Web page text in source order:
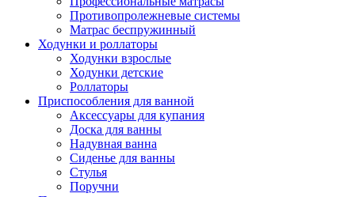
Противопролежневые системы
Матрас беспружинный
Ходунки и роллаторы
Ходунки взрослые
Ходунки детские
Роллаторы
Приспособления для ванной
Аксессуары для купания
Доска для ванны
Надувная ванна
Сиденье для ванны
Стулья
Поручни